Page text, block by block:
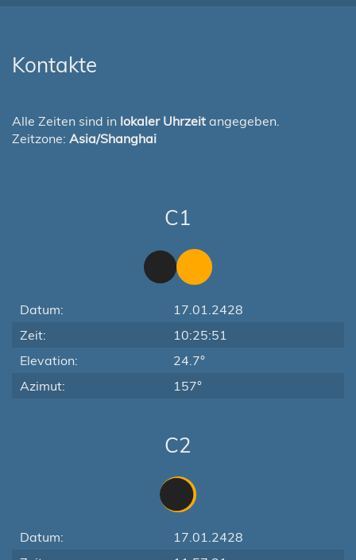
Kontakte
Alle Zeiten sind in lokaler Uhrzeit angegeben.
Zeitzone: Asia/Shanghai
C1
Datum:
17.01.2428
Zeit:
10:25:51
Elevation:
24.7°
Azimut:
157°
C2
Datum:
17.01.2428